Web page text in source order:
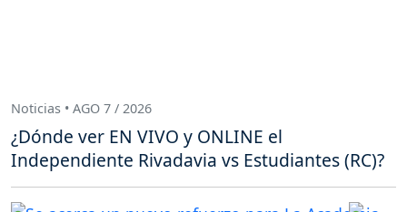
Noticias • AGO 7 / 2026
¿Dónde ver EN VIVO y ONLINE el
Independiente Rivadavia vs Estudiantes (RC)?